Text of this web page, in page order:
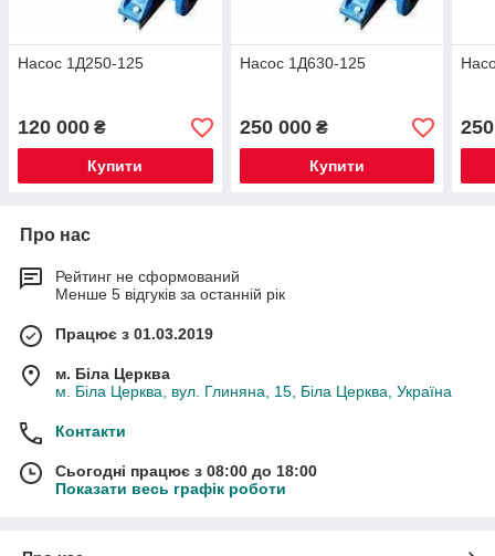
Насос 1Д250-125
120 000 ₴
Купити
Насос 1Д630-125
250 000₴
Купити
Про нас
Рейтинг не сформований
Менше 5 відгуків за останній рік
Працює з 01.03.2019
м. Біла Церква
м. Біла Церква, вул. Глиняна, 15, Біла Церква, Україна
Контакти
Сьогодні працює з 08:00 до 18:00
Показати весь графік роботи